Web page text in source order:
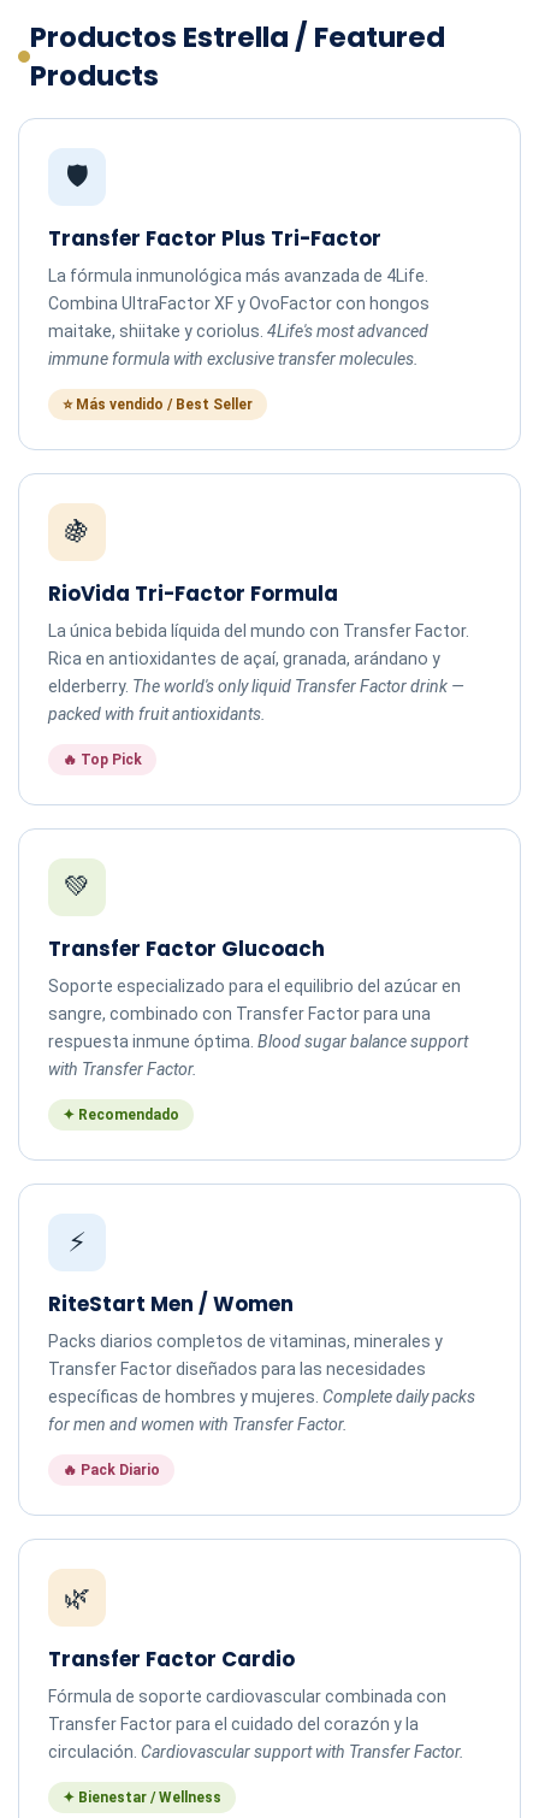
Productos Estrella / Featured
Products
🛡️
Transfer Factor Plus Tri-Factor
La fórmula inmunológica más avanzada de 4Life.
Combina UltraFactor XF y OvoFactor con hongos
maitake, shiitake y coriolus. 4Life's most advanced
immune formula with exclusive transfer molecules.
⭐ Más vendido / Best Seller
🍇
RioVida Tri-Factor Formula
La única bebida líquida del mundo con Transfer Factor.
Rica en antioxidantes de açaí, granada, arándano y
elderberry. The world's only liquid Transfer Factor drink —
packed with fruit antioxidants.
🔥 Top Pick
💚
Transfer Factor Glucoach
Soporte especializado para el equilibrio del azúcar en
sangre, combinado con Transfer Factor para una
respuesta inmune óptima. Blood sugar balance support
with Transfer Factor.
✦ Recomendado
⚡
RiteStart Men / Women
Packs diarios completos de vitaminas, minerales y
Transfer Factor diseñados para las necesidades
específicas de hombres y mujeres. Complete daily packs
for men and women with Transfer Factor.
🔥 Pack Diario
🌿
Transfer Factor Cardio
Fórmula de soporte cardiovascular combinada con
Transfer Factor para el cuidado del corazón y la
circulación. Cardiovascular support with Transfer Factor.
✦ Bienestar / Wellness